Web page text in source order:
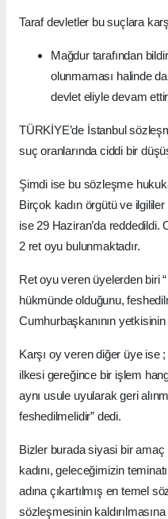
Taraf devletler bu suçlara
Mağdur tarafından
olunmaması halinde
devlet eliyle devam
TÜRKİYE’de İstanbul
suç oranlarında ciddi bir
Şimdi ise bu sözleşme
Birçok kadın örgütü ve ilgililer
ise 29 Haziran’da reddedildi.
2 ret oyu bulunmaktadır.
Ret oyu veren üyelerden biri
hükmünde olduğunu,
Cumhurbaşkanının yetkisinin
Karşı oy veren diğer üye ise
ilkesi gereğince bir işlem
aynı usule uyularak geri
feshedilmelidir” dedi.
Bizler burada siyasi bir amaç
kadını, geleceğimizin
adına çıkartılmış en temel
sözleşmesinin